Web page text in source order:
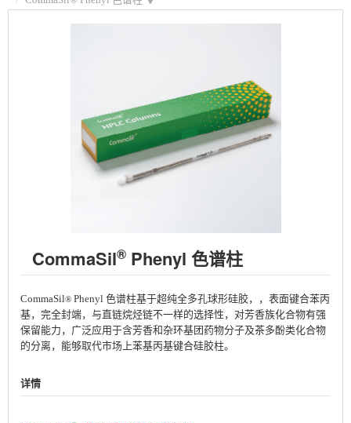
CommaSil® Phenyl 色谱柱
CommaSil® Phenyl 色谱柱基于超纯全多孔球形硅胶，，表面键合苯丙
基，完全封端，与直链烷烃链不一样的选择性，对芳香族化合物有强
保留能力，广泛应用于含芳香和杂环基团药物分子及茶多酚类化合物
的分离，能够取代市场上苯基丙基键合硅胶柱。
详情